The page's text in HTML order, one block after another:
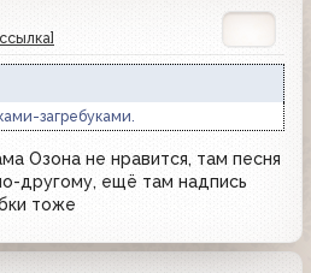
загребуками.
Озона не нравится, там песня
другому, ещё там надпись
тоже